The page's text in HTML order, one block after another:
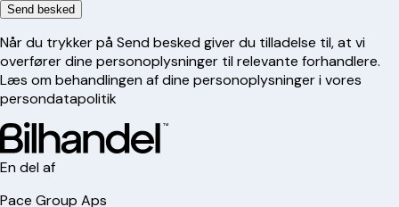
Send besked
Når du trykker på Send besked giver du tilladelse til, at vi
overfører dine personoplysninger til relevante forhandlere.
Læs om behandlingen af dine personoplysninger i vores
persondatapolitik
En del af
Pace Group Aps